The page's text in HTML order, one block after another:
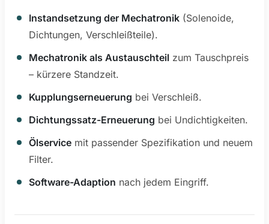
Instandsetzung der Mechatronik (Solenoide,
Dichtungen, Verschleißteile).
Mechatronik als Austauschteil zum Tauschpreis
– kürzere Standzeit.
Kupplungserneuerung bei Verschleiß.
Dichtungssatz-Erneuerung bei Undichtigkeiten.
Ölservice mit passender Spezifikation und neuem
Filter.
Software-Adaption nach jedem Eingriff.